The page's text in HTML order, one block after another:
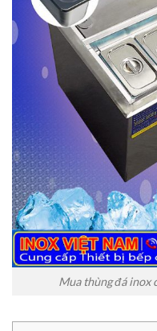
Mua thùng đá inox